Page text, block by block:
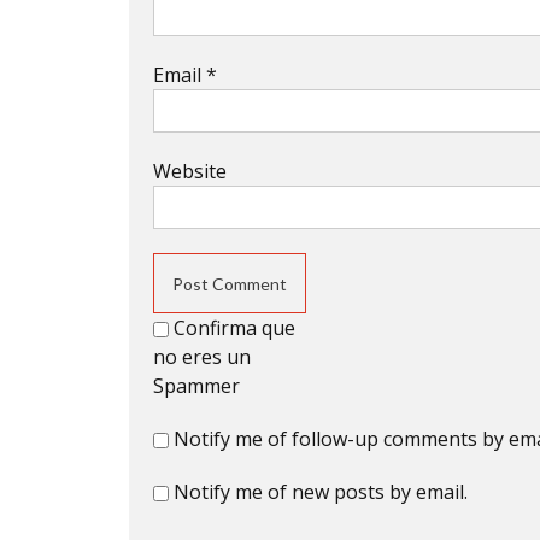
Email*
Website
Confirma que
no eres un
Spammer
Notify me of follow-up comments by
Notify me of new posts by email.